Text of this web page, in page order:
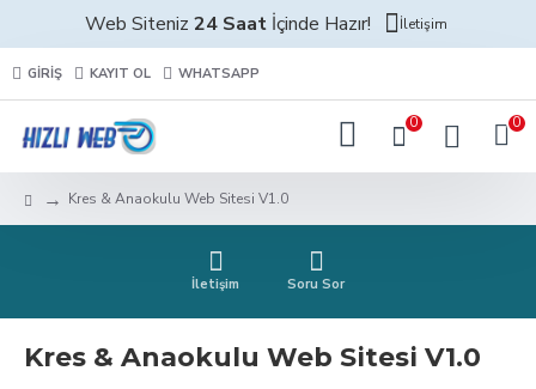
Web Siteniz 24 Saat İçinde Hazır! İletişim
GIRIŞ KAYIT OL WHATSAPP
0 0
Kres & Anaokulu Web Sitesi V1.0
İletişim Soru Sor
Kres & Anaokulu Web Sitesi V1.0